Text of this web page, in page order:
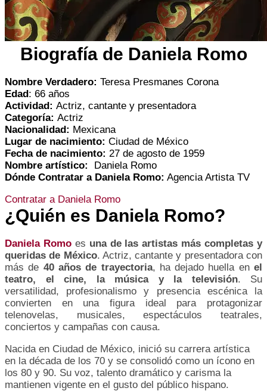
Biografía de Daniela Romo
Nombre Verdadero: Teresa Presmanes Corona
Edad: 66 años
Actividad: Actriz, cantante y presentadora
Categoría: Actriz
Nacionalidad: Mexicana
Lugar de nacimiento: Ciudad de México
Fecha de nacimiento: 27 de agosto de 1959
Nombre artístico:
Daniela Romo
Dónde Contratar a Daniela Romo: Agencia Artista TV
Contratar a Daniela Romo
¿Quién es Daniela Romo?
Daniela Romo es una de las artistas más completas y
queridas de México. Actriz, cantante y presentadora con
más de 40 años de trayectoria, ha dejado huella enel
teatro, el cine, la música y la televisión. Su
versatilidad, profesionalismo y presencia escénica la
convierten en una figura ideal para protagonizar
telenovelas, musicales, espectáculos teatrales,
conciertos y campañas con causa.
Nacida en Ciudad de México, inició su carrera artística
en la década de los 70 y se consolidó como un ícono en
los 80 y 90. Su voz, talento dramático y carisma la
mantienen vigente en el gusto del público hispano.